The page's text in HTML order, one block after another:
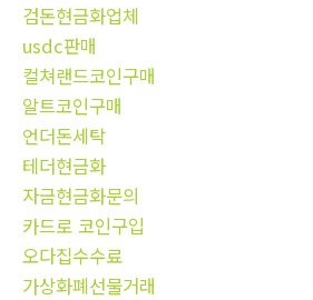
검돈현금화업체
usdc판매
컬쳐랜드코인구매
알트코인구매
언더돈세탁
테더현금화
자금현금화문의
카드로 코인구입
오다집수수료
가상화폐선물거래